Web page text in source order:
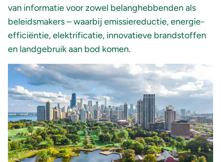
van informatie voor zowel belanghebbenden als
beleidsmakers – waarbij emissiereductie, energie-
efficiëntie, elektrificatie, innovatieve brandstoffen
en landgebruik aan bod komen.